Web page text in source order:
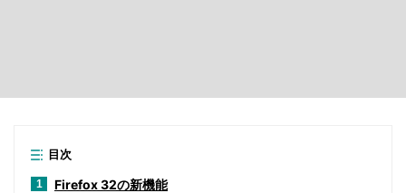
目次
1 Firefox 32の新機能